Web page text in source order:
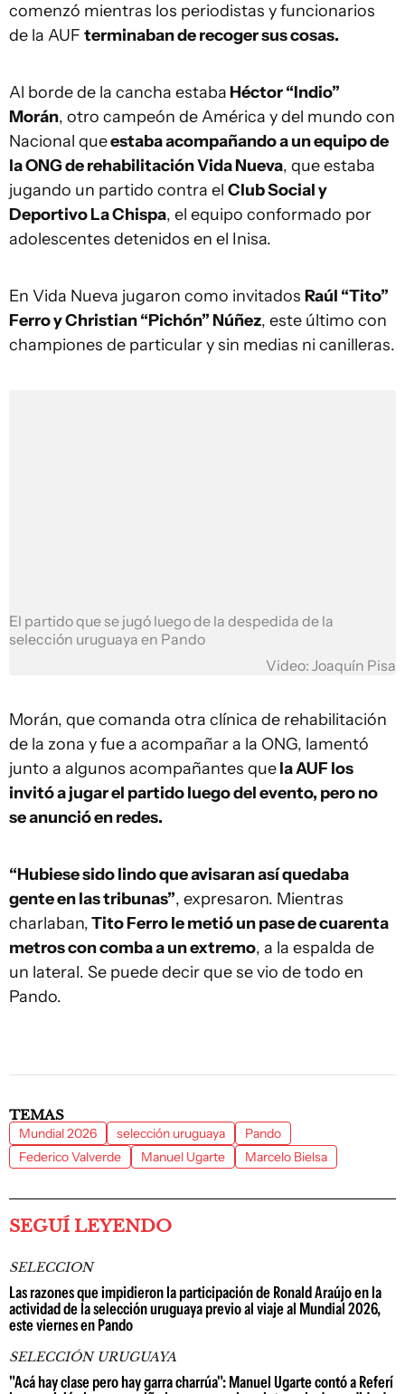
comenzó mientras los periodistas y funcionarios
de la AUF terminaban de recoger sus cosas.
Al borde de la cancha estaba Héctor “Indio”
Morán, otro campeón de América y del mundo con
Nacional queestaba acompañando a un equipo de
la ONG de rehabilitación Vida Nueva, que estaba
jugando un partido contra el Club Social y
Deportivo La Chispa, el equipo conformado por
adolescentes detenidos en el Inisa.
En Vida Nueva jugaron como invitados Raúl “Tito”
Ferro y Christian “Pichón” Núñez, este último con
championes de particular y sin medias ni canilleras.
El partido que se jugó luego de la despedida de la
selección uruguaya en Pando
Video: Joaquín Pisa
Morán, que comanda otra clínica de rehabilitación
de la zona y fue a acompañar a la ONG, lamentó
junto a algunos acompañantes quela AUF los
invitó a jugar el partido luego del evento, pero no
se anunció en redes.
“Hubiese sido lindo que avisaran así quedaba
gente en las tribunas”, expresaron. Mientras
charlaban,Tito Ferro le metió un pase de cuarenta
metros con comba a un extremo, a la espalda de
un lateral. Se puede decir que se vio de todo en
Pando.
TEMAS
Mundial 2026 selección uruguaya
Pando
Federico Valverde
Manuel Ugarte Marcelo Bielsa
SEGUÍ LEYENDO
SELECCION
Las razones que impidieron la participación de Ronald Araújo en la
actividad de la selección uruguaya previo al viaje al Mundial 2026,
este viernes en Pando
SELECCIÓN URUGUAYA
"Acá hay clase pero hay garra charrúa": Manuel Ugarte contó a Referí